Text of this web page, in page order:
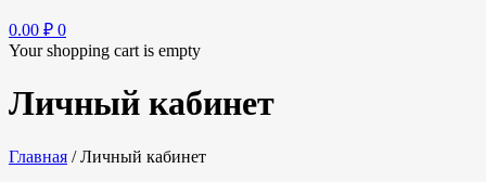
0.00 ₽ 0
Your shopping cart is empty
Личный кабинет
Главная / Личный кабинет